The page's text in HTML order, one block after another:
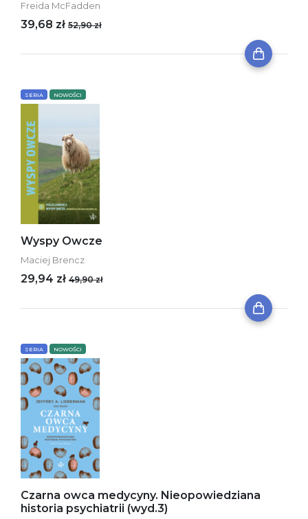
Freida McFadden
39,68 zł 52,90 zł
SERIA NOWOŚCI
Wyspy Owcze
Maciej Brencz
29,94 zł 49,90 zł
SERIA NOWOŚCI
Czarna owca medycyny. Nieopowiedziana
historia psychiatrii (wyd.3)